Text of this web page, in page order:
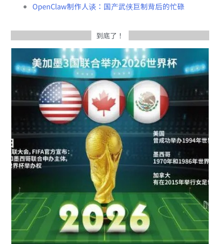
OpenClaw制作人谈：国产武侠巨制背后的忙碌
到底了！